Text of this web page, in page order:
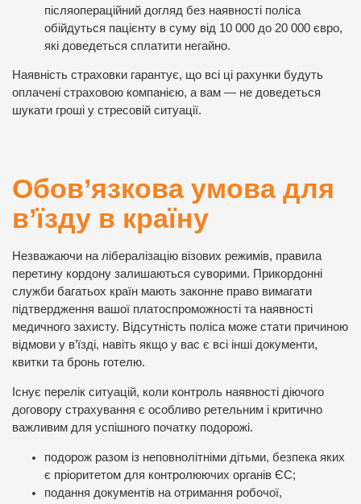
післяопераційний догляд без наявності поліса
обійдуться пацієнту в суму від 10 000 до 20 000 євро,
які доведеться сплатити негайно.
Наявність страховки гарантує, що всі ці рахунки будуть
оплачені страховою компанією, а вам — не доведеться
шукати гроші у стресовій ситуації.
Обов’язкова умова для
в’їзду в країну
Незважаючи на лібералізацію візових режимів, правила
перетину кордону залишаються суворими. Прикордонні
служби багатьох країн мають законне право вимагати
підтвердження вашої платоспроможності та наявності
медичного захисту. Відсутність поліса може стати причиною
відмови у в’їзді, навіть якщо у вас є всі інші документи,
квитки та бронь готелю.
Існує перелік ситуацій, коли контроль наявності діючого
договору страхування є особливо ретельним і критично
важливим для успішного початку подорожі.
подорож разом із неповнолітніми дітьми, безпека яких
є пріоритетом для контролюючих органів ЄС;
подання документів на отримання робочої,